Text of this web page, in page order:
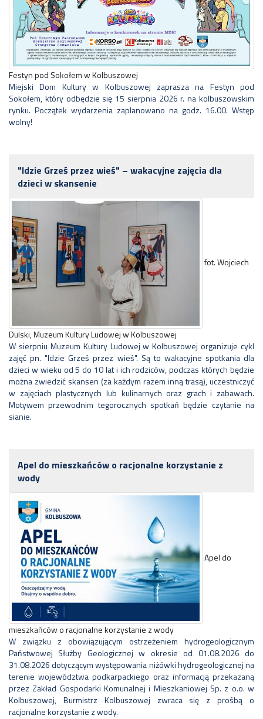
Festyn pod Sokołem w Kolbuszowej
Miejski Dom Kultury w Kolbuszowej zaprasza na Festyn pod
Sokołem, który odbędzie się 15 sierpnia 2026 r. na kolbuszowskim
rynku. Początek wydarzenia zaplanowano na godz. 16.00. Wstęp
wolny!
"Idzie Grześ przez wieś" – wakacyjne zajęcia dla
dzieci w skansenie
fot. Wojciech
Dulski, Muzeum Kultury Ludowej w Kolbuszowej
W sierpniu Muzeum Kultury Ludowej w Kolbuszowej organizuje cykl
zajęć pn. "Idzie Grześ przez wieś". Są to wakacyjne spotkania dla
dzieci w wieku od 5 do 10 lat i ich rodziców, podczas których będzie
można zwiedzić skansen (za każdym razem inną trasą), uczestniczyć
w zajęciach plastycznych lub kulinarnych oraz grach i zabawach.
Motywem przewodnim tegorocznych spotkań będzie czytanie na
sianie.
Apel do mieszkańców o racjonalne korzystanie z
wody
Apel do
mieszkańców o racjonalne korzystanie z wody
W związku z obowiązującym ostrzeżeniem hydrogeologicznym
Państwowej Służby Geologicznej w okresie od 01.08.2026 do
31.08.2026 dotyczącym występowania niżówki hydrogeologicznej na
terenie województwa podkarpackiego oraz informacją przekazaną
przez Zakład Gospodarki Komunalnej i Mieszkaniowej Sp. z o.o. w
Kolbuszowej, Burmistrz Kolbuszowej zwraca się z prośbą o
racjonalne korzystanie z wody.